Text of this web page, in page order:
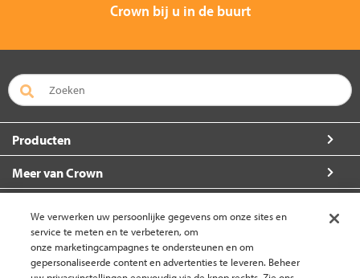
Crown bij u in de buurt
Producten
Meer van Crown
Zo kunt u ons bereiken
We verwerken uw persoonlijke gegevens om onze sites en
service te meten en te verbeteren, om
onze marketingcampagnes te ondersteunen en om
gepersonaliseerde content en advertenties te leveren. Beheer